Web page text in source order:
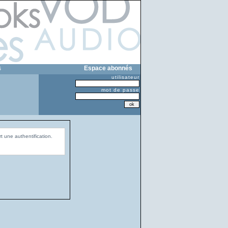
Espace abonnés
utilisateur
mot de passe
une authentification.